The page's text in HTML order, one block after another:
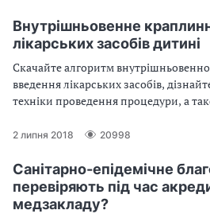
Внутрішньовенне
лікарських засобів дитині
Скачайте алгоритм
введення лікарських засобів,
техніки проведення процедури, а
2 липня 2018 20998
Санітарно-епідемічне
перевіряють під час
медзакладу?